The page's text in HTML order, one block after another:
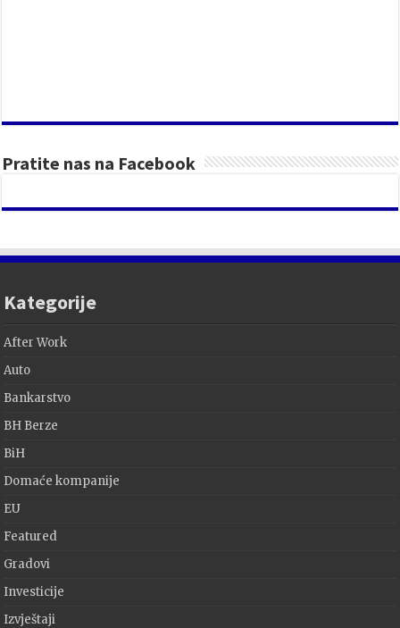
Pratite nas na Facebook
Kategorije
After Work
Auto
Bankarstvo
BH Berze
BiH
Domaće kompanije
EU
Featured
Gradovi
Investicije
Izvještaji